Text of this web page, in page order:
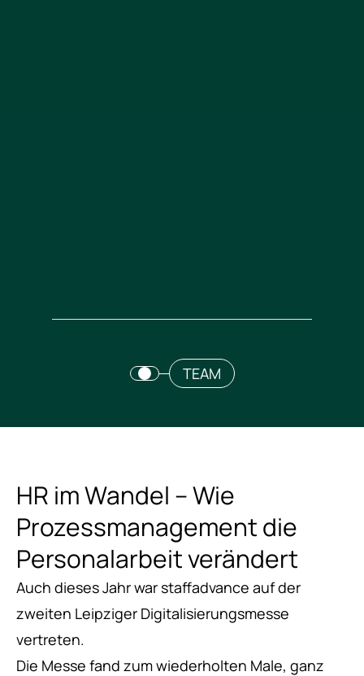
TEAM
HR im Wandel – Wie
Prozessmanagement die
Personalarbeit verändert
Auch dieses Jahr war staffadvance auf der
zweiten Leipziger Digitalisierungsmesse
vertreten.
Die Messe fand zum wiederholten Male, ganz